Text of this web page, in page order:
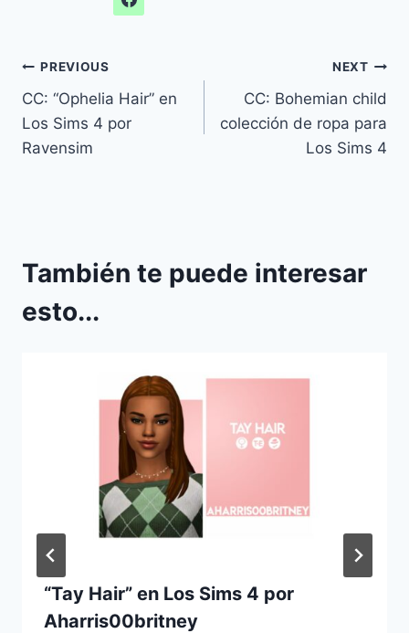
Navegación
de
entradas
PREVIOUS
CC: “Ophelia Hair” en
Los Sims 4 por
Ravensim
NEXT
CC: Bohemian child
colección de ropa para
Los Sims 4
También te puede interesar
esto...
“Tay Hair” en Los Sims 4 por
Aharris00britney